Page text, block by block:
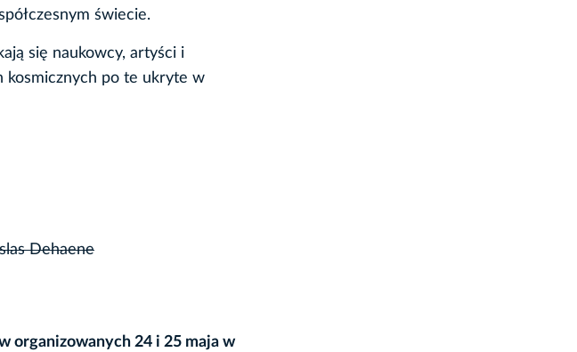
świecie.
się naukowcy, artyści i
kosmicznych po te ukryte w
Dehaene
organizowanych 24 i 25 maja w